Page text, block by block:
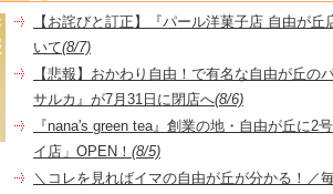
【お詫びと訂正】『パール洋菓子店 自由が
いて(8/7)
【悲報】おかわり自由！で有名な自由が丘の
サルカ』が7月31日に閉店へ(8/6)
『nana's green tea』創業の地・自由が丘に2
イ店」OPEN！ (8/5)
＼コレを見ればイマの自由が丘が分かる！／